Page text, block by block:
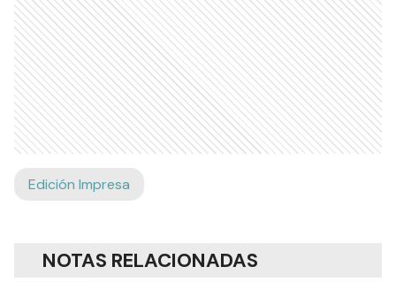
Edición Impresa
NOTAS RELACIONADAS